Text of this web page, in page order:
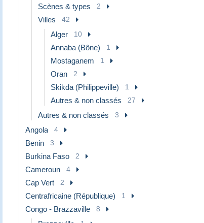
Scènes & types 2
Villes 42
Alger 10
Annaba (Bône) 1
Mostaganem 1
Oran 2
Skikda (Philippeville) 1
Autres & non classés 27
Autres & non classés 3
Angola 4
Benin 3
Burkina Faso 2
Cameroun 4
Cap Vert 2
Centrafricaine (République) 1
Congo - Brazzaville 8